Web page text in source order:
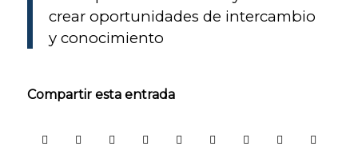
crear oportunidades de intercambio
y conocimiento
Compartir esta entrada
misma. Este
tipo de cookies
nos permiten
identificarte,
partes